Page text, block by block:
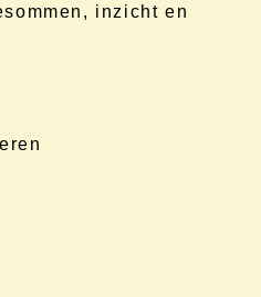
inzicht en